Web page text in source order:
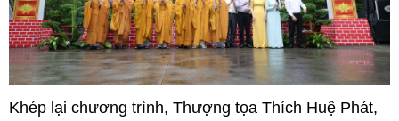
Khép lại chương trình, Thượng tọa Thích Huệ Phát,